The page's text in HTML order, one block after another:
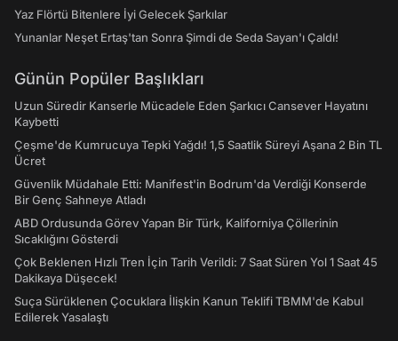
Yaz Flörtü Bitenlere İyi Gelecek Şarkılar
Yunanlar Neşet Ertaş'tan Sonra Şimdi de Seda Sayan'ı Çaldı!
Günün Popüler Başlıkları
Uzun Süredir Kanserle Mücadele Eden Şarkıcı Cansever Hayatını
Kaybetti
Çeşme'de Kumrucuya Tepki Yağdı! 1,5 Saatlik Süreyi Aşana 2 Bin TL
Ücret
Güvenlik Müdahale Etti: Manifest'in Bodrum'da Verdiği Konserde
Bir Genç Sahneye Atladı
ABD Ordusunda Görev Yapan Bir Türk, Kaliforniya Çöllerinin
Sıcaklığını Gösterdi
Çok Beklenen Hızlı Tren İçin Tarih Verildi: 7 Saat Süren Yol 1 Saat 45
Dakikaya Düşecek!
Suça Sürüklenen Çocuklara İlişkin Kanun Teklifi TBMM'de Kabul
Edilerek Yasalaştı